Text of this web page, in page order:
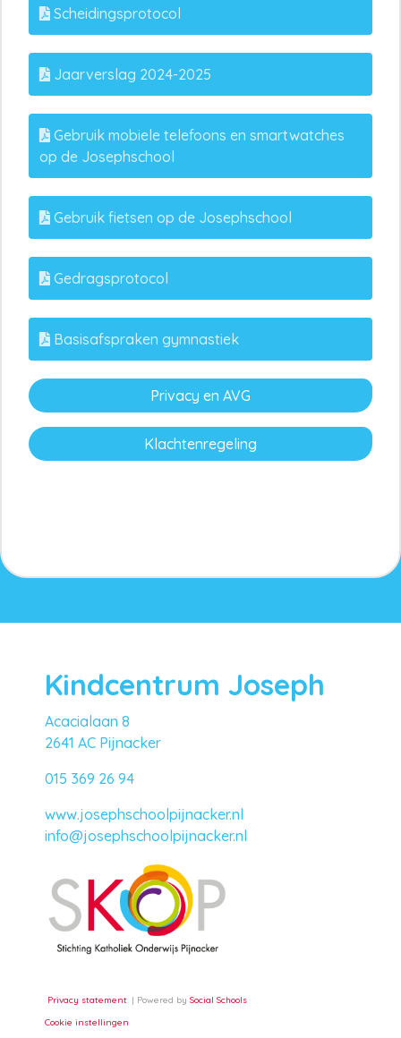
Scheidingsprotocol
Jaarverslag 2024-2025
Gebruik mobiele telefoons en smartwatches
op de Josephschool
Gebruik fietsen op de Josephschool
Gedragsprotocol
Basisafspraken gymnastiek
Privacy en AVG
Klachtenregeling
Kindcentrum Joseph
Acacialaan 8
2641 AC Pijnacker
015 369 26 94
www.josephschoolpijnacker.nl
info@josephschoolpijnacker.nl
Privacy statement
Cookie instellingen
Powered by Social Schools